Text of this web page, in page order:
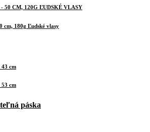
50 CM, 120G ĽUDSKÉ VLASY
cm, 180g Ľudské vlasy
43 cm
53 cm
páska